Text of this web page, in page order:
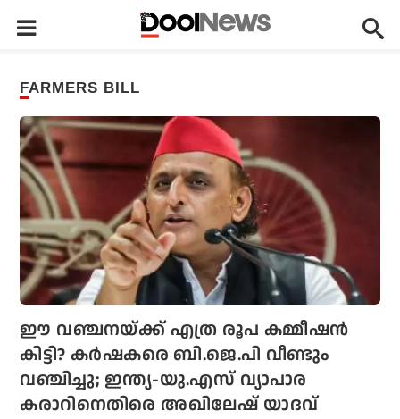
FARMERS BILL
ഈ വഞ്ചനയ്ക്ക് എത്ര രൂപ കമ്മീഷൻ
കിട്ടി? കർഷകരെ ബി.ജെ.പി വീണ്ടും
വഞ്ചിച്ചു; ഇന്ത്യ-യു.എസ് വ്യാപാര
കരാറിനെതിരെ അഖിലേഷ് യാദവ്